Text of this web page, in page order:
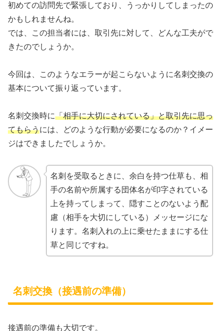
初めての訪問先で緊張しており、うっかりしてしまったの
かもしれませんね。
では、この担当者には、取引先に対して、どんな工夫がで
きたのでしょうか。
今回は、このようなエラーが起こらないように名刺交換の
基本について振り返っています。
名刺交換時に「相手に大切にされている」と取引先に思っ
てもらうには、どのような行動が必要になるのか？イメー
ジはできましたでしょうか。
名刺を受取るときに、余白を持つ仕草も、相
手の名前や所属する団体名が印字されている
上を持ってしまって、隠すことのないよう配
慮（相手を大切にしている）メッセージにな
ります。名刺入れの上に乗せたままにする仕
草と同じですね。
名刺交換（接遇前の準備）
接遇前の準備も大切です。